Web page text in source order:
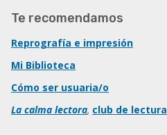
Te recomendamos
Reprografía e impresión
Mi Biblioteca
Cómo ser usuaria/o
La calma lectora, club de lectura